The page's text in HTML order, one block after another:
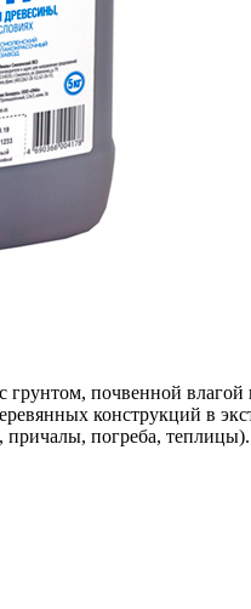
грунтом, почвенной
конструкций в
погреба,